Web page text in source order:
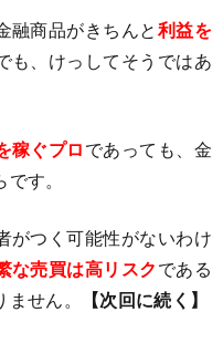
融商品がきちんと利益を
も、けっしてそうではあ
稼ぐプロであっても、金
す。
がつく可能性がないわけ
な売買は高リスクである
せん。
【次回に続く】